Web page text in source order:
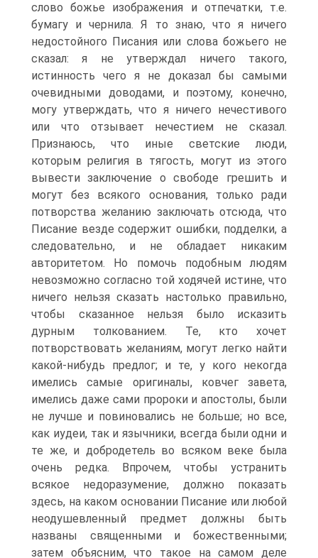
слово божье изображения и отпечатки, т.е.
бумагу и чернила. Я то знаю, что я ничего
недостойного Писания или слова божьего не
сказал: я не утверждал ничего такого,
истинность чего я не доказал бы самыми
очевидными доводами, и поэтому, конечно,
могу утверждать, что я ничего нечестивого
или что отзывает нечестием не сказал.
Признаюсь, что иные светские люди,
которым религия в тягость, могут из этого
вывести заключение о свободе грешить и
могут без всякого основания, только ради
потворства желанию заключать отсюда, что
Писание везде содержит ошибки, подделки, а
следовательно, и не обладает никаким
авторитетом. Но помочь подобным людям
невозможно согласно той ходячей истине, что
ничего нельзя сказать настолько правильно,
чтобы сказанное нельзя было исказить
дурным толкованием. Те, кто хочет
потворствовать желаниям, могут легко найти
какой-нибудь предлог; и те, у кого некогда
имелись самые оригиналы, ковчег завета,
имелись даже сами пророки и апостолы, были
не лучше и повиновались не больше; но все,
как иудеи, так и язычники, всегда были одни и
те же, и добродетель во всяком веке была
очень редка. Впрочем, чтобы устранить
всякое недоразумение, должно показать
здесь, на каком основании Писание или любой
неодушевленный предмет должны быть
названы священными и божественными;
затем объясним, что такое на самом деле